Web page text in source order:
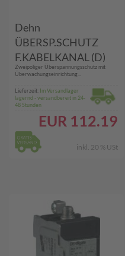
Dehn
ÜBERSP.SCHUTZ
F.KABELKANAL (D)
(924.396 DEHNFLEX
M)
Zweipoliger Überspannungsschutz mit
Überwachungseinrichtung...
Lieferzeit: Im Versandlager
lagernd - versandbereit in 24-
48 Stunden
EUR 112.19
inkl. 20 % USt